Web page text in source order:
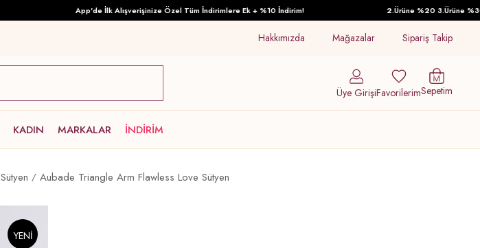
App'de İlk Alışverişinize Özel Tüm İndirimlere Ek + %10 İndirim! 2.Ürüne %20 3.Ürüne %30
Hakkımızda Mağazalar Sipariş Takip
Üye GirişiFavorilerimSepetim
KADIN MARKALAR İNDİRİM
Sütyen Aubade Triangle Arm Flawless Love Sütyen
YENI